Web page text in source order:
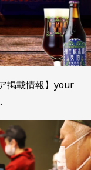
掲載情報】your